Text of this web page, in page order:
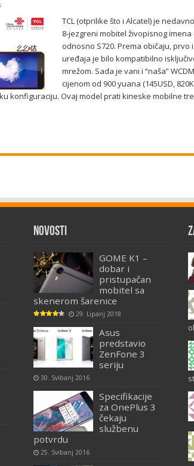
TCL (otprilike što i Alcatel) je
8-jezgreni mobitel živopisnog imena
odnosno S720. Prema običaju, prvo
uređaja je bilo kompatibilno
mrežom. Sada je vani i “naša”
cijenom od 900 yuana (145USD,
konfiguraciju. Ovaj model prati kineske mobilne
Novosti
GOME K1 –
dobar i
pristupačan
mobitel sa
skenerom šarenice
29. Lipanj 2018
Asus
predstavio
ZenFone 3
seriju
30. Svibanj 2016
Specifikacije
za OnePlus 3
čekaju
službenu
potvrdu
25. Svibanj 2016